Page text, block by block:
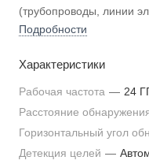
(трубопроводы, линии
человек/автомобиль -
Подробности
Характеристики
Рабочая частота — 24
Расстояние
Горизонтальный угол
Детекция целей —